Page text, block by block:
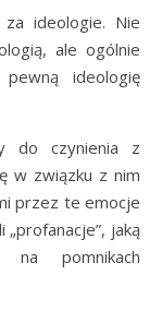
ideologie. Nie
ale ogólnie
ideologię
do czynienia z
w związku z nim
przez te emocje
jaką
pomnikach